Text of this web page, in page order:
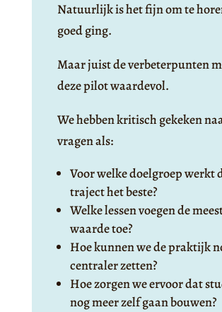
Natuurlijk is het fijn om te
goed ging.
Maar juist de verbeterpunten
deze pilot waardevol.
We hebben kritisch gekeken
vragen als:
Voor welke doelgroep werkt
traject het beste?
Welke lessen voegen de
waarde toe?
Hoe kunnen we de praktijk
centraler zetten?
Hoe zorgen we ervoor dat
nog meer zelf gaan bouwen?